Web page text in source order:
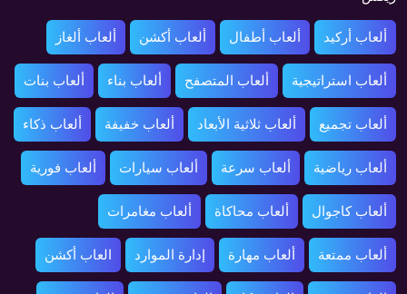
ألعاب أركيد ألعاب أطفال ألعاب أكشن ألعاب ألغاز
ألعاب استراتيجية ألعاب المتصفح ألعاب بناء ألعاب بنات
ألعاب تجميع ألعاب ثلاثية الأبعاد ألعاب خفيفة ألعاب ذكاء
ألعاب رياضية ألعاب سرعة ألعاب سيارات ألعاب فورية
ألعاب كاجوال ألعاب محاكاة ألعاب مغامرات
ألعاب ممتعة ألعاب مهارة إدارة الموارد العاب أكشن